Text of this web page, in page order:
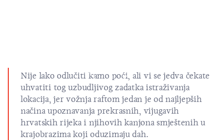
Nije lako odlučiti kamo poći, ali vi se jedva čekate
uhvatiti tog uzbudljivog zadatka istraživanja
lokacija, jer vožnja raftom jedan je od najljepših
načina upoznavanja prekrasnih, vijugavih
hrvatskih rijeka i njihovih kanjona smještenih u
krajobrazima koji oduzimaju dah.